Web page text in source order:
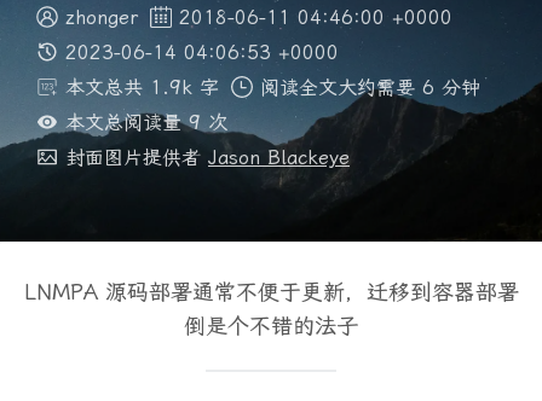
zhonger
2018-06-11 04:46:00 +0000
2023-06-14 04:06:53 +0000
本文总共 1.9k 字
阅读全文大约需要 6 分钟
本文总阅读量9 次
封面图片提供者 Jason Blackeye
LNMPA 源码部署通常不便于更新，迁移到容器部署
倒是个不错的法子